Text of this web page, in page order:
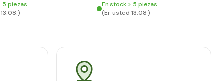
5 piezas
En stock > 5 piezas
(En usted 13.08.)